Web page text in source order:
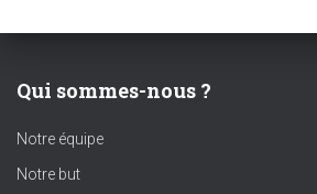
Qui sommes-nous ?
Notre équipe
Notre but